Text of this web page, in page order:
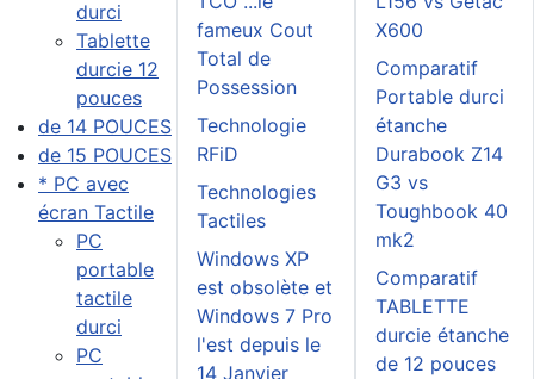
durci
Tablette
durcie 12
pouces
de 14 POUCES
de 15 POUCES
* PC avec
écran Tactile
PC
portable
tactile
durci
PC
fameux Cout
Total de
Possession
Technologie
RFiD
Technologies
Tactiles
Windows XP
est obsolète et
Windows 7 Pro
l'est depuis le
14 Janvier
X600
Comparatif
Portable durci
étanche
Durabook Z14
G3 vs
Toughbook 40
mk2
Comparatif
TABLETTE
durcie étanche
de 12 pouces